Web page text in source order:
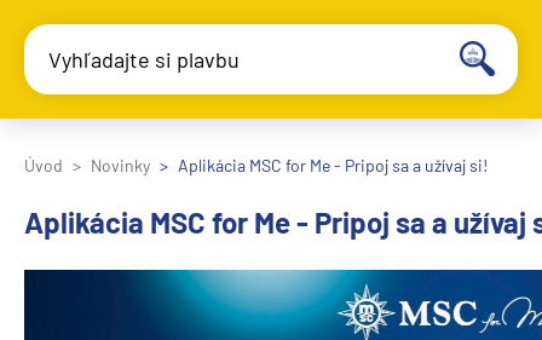
Vyhľadajte si plavbu
Úvod Novinky Aplikácia MSC for Me - Pripoj sa a užívaj si!
Aplikácia MSC for Me - Pripoj sa a užívaj